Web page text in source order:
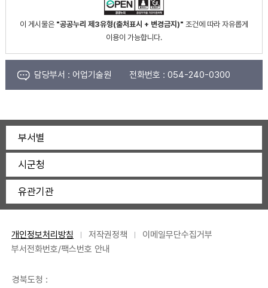
이 게시물은 "공공누리 제3유형(출처표시 + 변경금지)" 조건에 따라 자유롭게
이용이 가능합니다.
담당부서 : 어업기술원 전화번호 : 054-240-0300
부서별
시군청
유관기관
개인정보처리방침 저작권정책
이메일무단수집거부
부서전화번호/팩스번호 안내
경북도청 :